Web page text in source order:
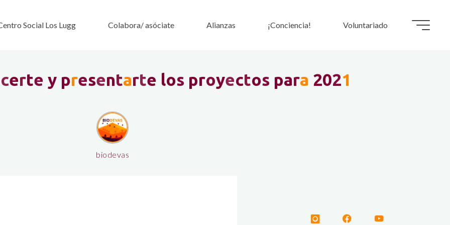
Social Los Lugg Colabora/ asóciate Alianzas ¡Conciencia! Voluntariado
certe y presentarte los proyectos para 2021
biodevas